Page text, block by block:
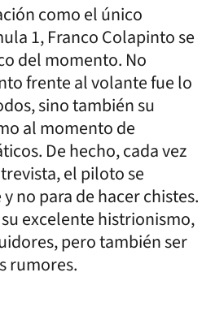
como el único
1, Franco Colapinto se
del momento. No
frente al volante fue lo
sino también su
al momento de
De hecho, cada vez
el piloto se
no para de hacer chistes.
excelente histrionismo,
pero también ser
rumores.